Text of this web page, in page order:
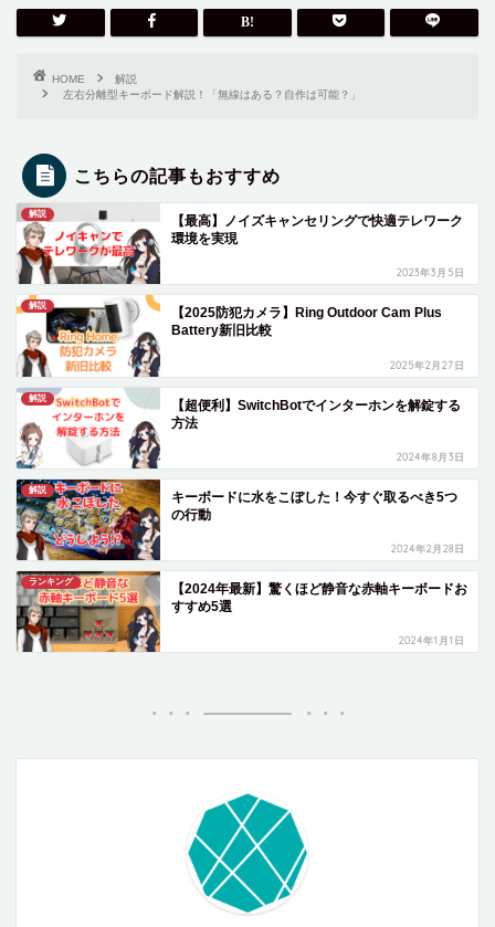
HOME
解説
左右分離型キーボード解説！「無線はある？自作は可能？」
こちらの記事もおすすめ
解説
【最高】ノイズキャンセリングで快適テレワーク
環境を実現
2023年3月5日
解説
【2025防犯カメラ】Ring Outdoor Cam Plus
Battery新旧比較
2025年2月27日
解説
【超便利】SwitchBotでインターホンを解錠する
方法
2024年8月3日
解説
キーボードに水をこぼした！今すぐ取るべき5つ
の行動
2024年2月28日
ランキング
【2024年最新】驚くほど静音な赤軸キーボードお
すすめ5選
2024年1月1日